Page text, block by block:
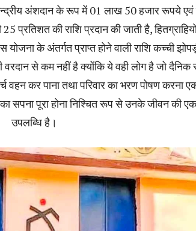
अंशदान के रूप में 01 लाख 50 हजार रूपये एवं
25 प्रतिशत की राशि प्रदान की जाती है,
के अंतर्गत प्राप्त होने वाली राशि कच्ची
से कम नहीं है क्योंकि ये वही लोग है जो दैनिक
वहन कर पाना तथा परिवार का भरण पोषण करना
सपना पूरा होना निश्चित रूप से उनके जीवन की
उपलब्धि है।